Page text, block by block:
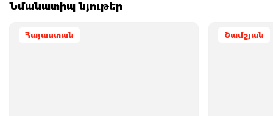
Նմանատիպ նյութեր
Հայաստան Շամշյան